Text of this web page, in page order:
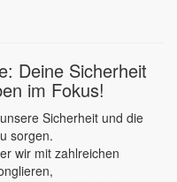
Deine Sicherheit
im Fokus!
Sicherheit und die
sorgen.
wir mit zahlreichen